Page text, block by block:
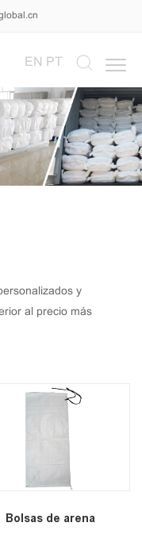
EN PT
y
al precio más
Bolsas de arena